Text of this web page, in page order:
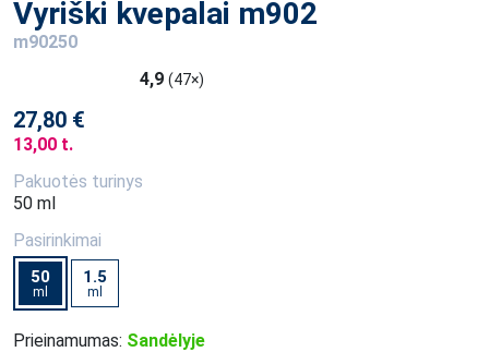
Vyriški kvepalai m902
m90250
4,9 (47×)
27,80 €
13,00 t.
Pakuotės turinys
50 ml
Pasirinkimai
50
ml
1.5
ml
Prieinamumas: Sandėlyje